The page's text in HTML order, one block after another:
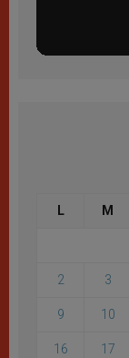
L M
2 3
9 10
16 17